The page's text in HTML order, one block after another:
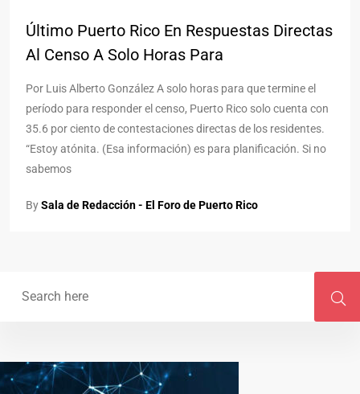
Último Puerto Rico En Respuestas Directas
Al Censo A Solo Horas Para
Por Luis Alberto González A solo horas para que termine el
período para responder el censo, Puerto Rico solo cuenta con
35.6 por ciento de contestaciones directas de los residentes.
“Estoy atónita. (Esa información) es para planificación. Si no
sabemos
BySala de Redacción - El Foro de Puerto Rico